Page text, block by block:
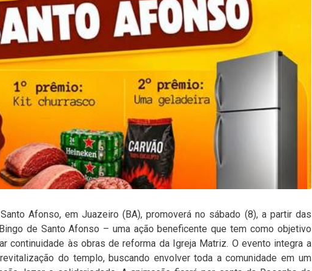
Afonso, em Juazeiro (BA), promoverá no sábado (8), a partir das
de Santo Afonso – uma ação beneficente que tem como objetivo
continuidade às obras de reforma da Igreja Matriz. O evento integra a
do templo, buscando envolver toda a comunidade em um